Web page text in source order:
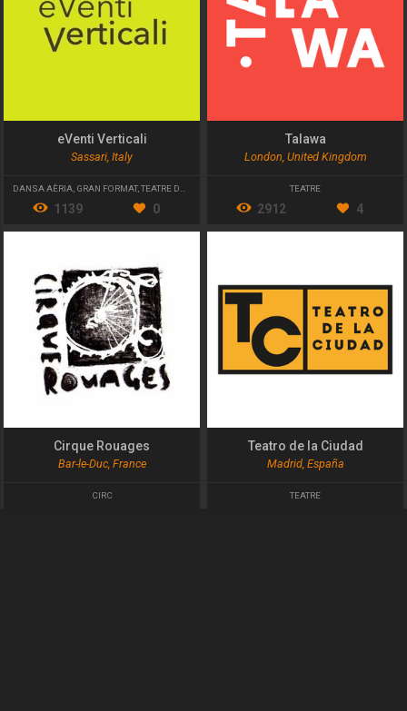
eVenti Verticali
Sassari, Italy
DANSA AÈRIA GRAN FORMAT, TEATRE DE CARRER
1139 0
Talawa
London, United Kingdom
TEATRE
2912 4
Cirque Rouages
Bar-le-Duc, France
CIRC
Teatro de la Ciudad
Madrid, España
TEATRE